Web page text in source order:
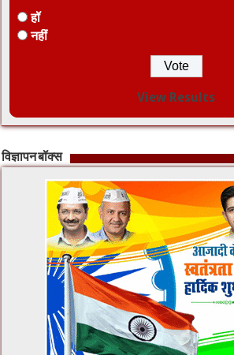
हॉ
नहीं
View Results
विज्ञापन बॉक्स